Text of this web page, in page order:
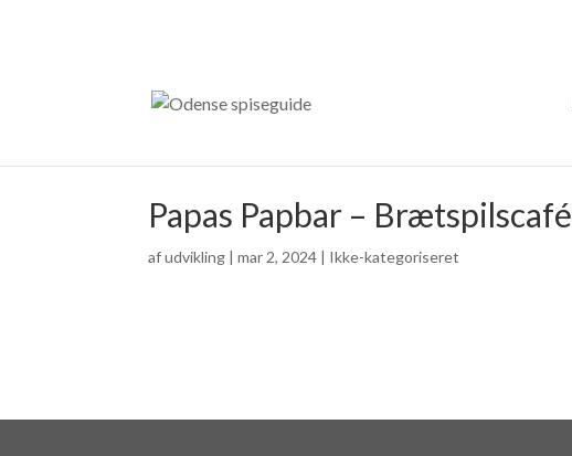
Papas Papbar – Brætspilscafé
afudvikling |mar 2, 2024 | Ikke-kategoriseret